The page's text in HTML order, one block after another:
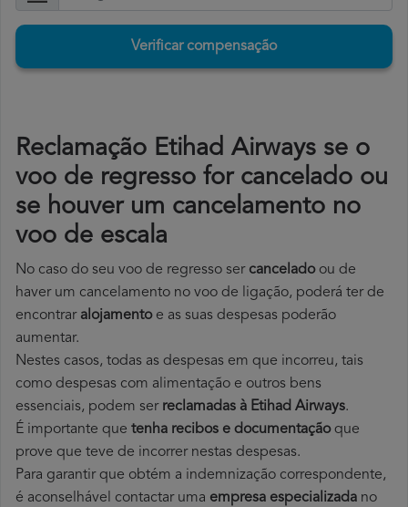
Verificar compensação
Reclamação Etihad Airways se o
voo de regresso for cancelado ou
se houver um cancelamento no
voo de escala
No caso do seu voo de regresso ser canceladoou de
haver um cancelamento no voo de ligação, poderá ter de
encontrar alojamentoe as suas despesas poderão
aumentar.
Nestes casos, todas as despesas em que incorreu, tais
como despesas com alimentação e outros bens
essenciais, podem ser reclamadas à Etihad Airways.
É importante que tenha recibos e documentaçãoque
prove que teve de incorrer nestas despesas.
Para garantir que obtém a indemnização correspondente,
é aconselhável contactar uma empresa especializada no